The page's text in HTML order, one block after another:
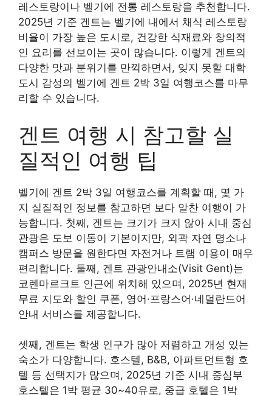
레스토랑이나 벨기에 전통 레스토랑을 추천합니다.
2025년 기준 겐트는 벨기에 내에서 채식 레스토랑
비율이 가장 높은 도시로, 건강한 식재료와 창의적
인 요리를 선보이는 곳이 많습니다. 이렇게 겐트의
다양한 맛과 분위기를 만끽하면서, 잊지 못할 대학
도시 감성의 벨기에 겐트 2박 3일 여행코스를 마무
리할 수 있습니다.
겐트 여행 시 참고할 실
질적인 여행 팁
벨기에 겐트 2박 3일 여행코스를 계획할 때, 몇 가
지 실질적인 정보를 참고하면 보다 알찬 여행이 가
능합니다. 첫째, 겐트는 크기가 크지 않아 시내 중심
관광은 도보 이동이 기본이지만, 외곽 자연 명소나
캠퍼스 방문을 원한다면 자전거나 트램 이용이 매우
편리합니다. 둘째, 겐트 관광안내소(Visit Gent)는
코렌마르크트 인근에 위치해 있으며, 2025년 현재
무료 지도와 할인 쿠폰, 영어·프랑스어·네덜란드어
안내 서비스를 제공합니다.
셋째, 겐트는 학생 인구가 많아 저렴하고 개성 있는
숙소가 다양합니다. 호스텔, B&B, 아파트먼트형 호
텔 등 선택지가 많으며, 2025년 기준 시내 중심부
호스텔은 1박 평균 30~40유로, 중급 호텔은 1박